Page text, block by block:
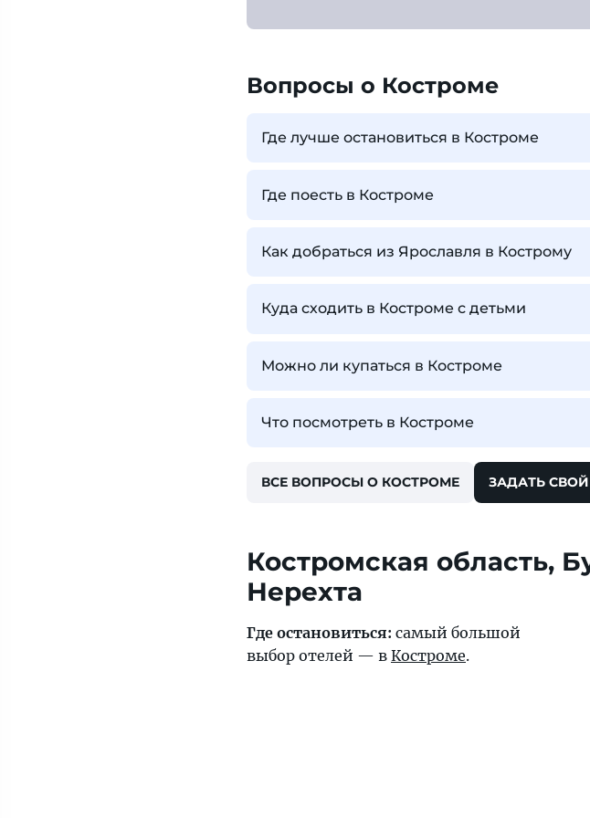
Вопросы о Костроме
Где лучше остановиться в Костроме
Где поесть в Костроме
Как добраться из Ярославля в Кострому
Куда сходить в Костроме с детьми
Можно ли купаться в Костроме
Что посмотреть в Костроме
ВСЕ ВОПРОСЫ О КОСТРОМЕ ЗАДАТЬ
Костромская область,
Нерехта
Где остановиться: самый большой
выбор отелей — в Костроме.